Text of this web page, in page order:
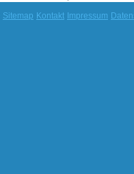
Sitemap Kontakt Impressum